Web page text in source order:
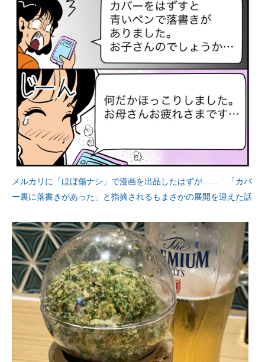
メルカリに「ほぼ傷ナシ」で漫画を出品したはずが…… 「カバ
ー裏に落書きがあった」と指摘されるもまさかの展開を迎えた話